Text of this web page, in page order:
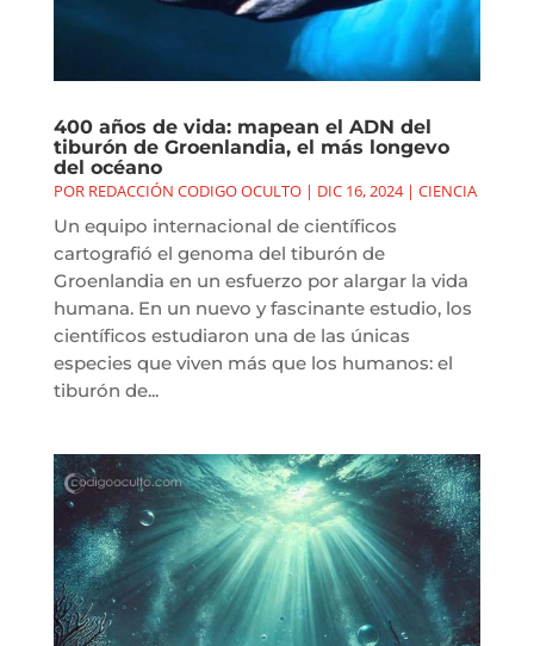
400 años de vida: mapean el ADN del
tiburón de Groenlandia, el más longevo
del océano
POR REDACCIÓN CODIGO OCULTO| DIC 16, 2024| CIENCIA
Un equipo internacional de científicos
cartografió el genoma del tiburón de
Groenlandia en un esfuerzo por alargar la vida
humana. En un nuevo y fascinante estudio, los
científicos estudiaron una de las únicas
especies que viven más que los humanos: el
tiburón de...